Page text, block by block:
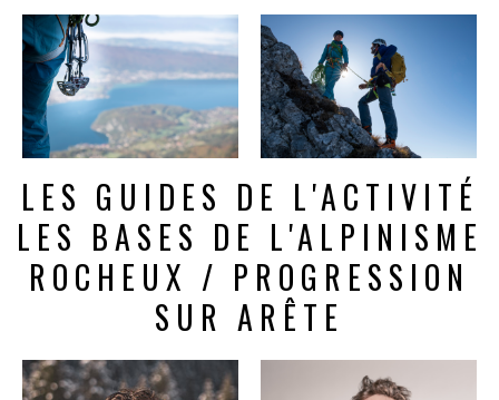
LES GUIDES DE L'ACTIVITÉ
LES BASES DE L'ALPINISME
ROCHEUX / PROGRESSION
SUR ARÊTE